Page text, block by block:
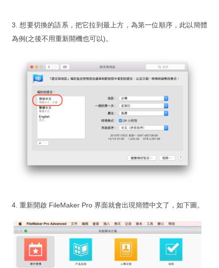
Events
FileMaker 遠端免費諮詢與解決
硬體 x 軟體 x 教學 x 遠端維護
購買遠端維護(年)
常見問題
記錄：訓練營送 FMPA 18
記錄：訓練營送 FMPA 17
記錄：訓練營送 FMP 16
記錄：訓練營送 FMP 15
3. 想要切換的語系，把它拉到最上方，為第一位順序，此以簡體
為例(之後不用重新開機也可以)。
4. 重新開啟 FileMaker Pro 界面就會出現簡體中文了，如下圖。